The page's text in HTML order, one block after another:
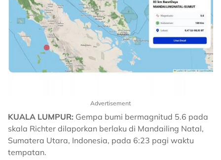
Advertisement
KUALA LUMPUR: Gempa bumi bermagnitud 5.6 pada
skala Richter dilaporkan berlaku di Mandailing Natal,
Sumatera Utara, Indonesia, pada 6:23 pagi waktu
tempatan.